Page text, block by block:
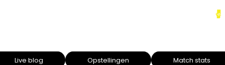
Intro text
Live blog Opstellingen Match stats